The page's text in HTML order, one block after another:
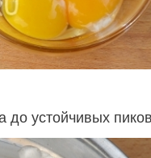
до устойчивых